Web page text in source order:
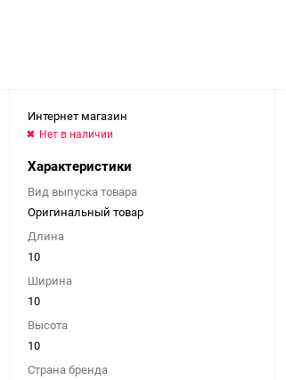
Интернет магазин
Нет в наличии
Характеристики
Вид выпуска товара
Оригинальный товар
Длина
10
Ширина
10
Высота
10
Страна бренда